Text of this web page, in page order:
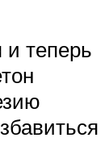
и теперь